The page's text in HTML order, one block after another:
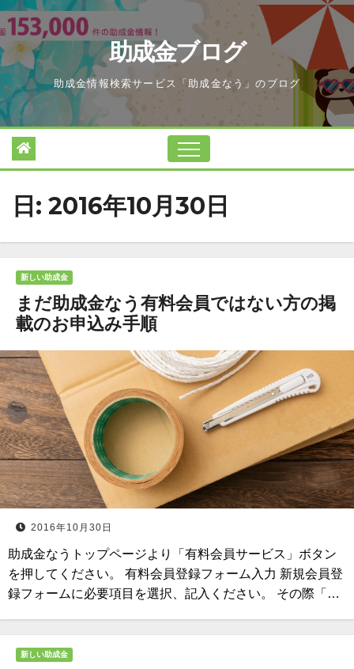
Skip
to
content
助成金ブログ
助成金情報検索サービス「助成金なう」のブログ
日: 2016年10月30日
新しい助成金
まだ助成金なう有料会員ではない方の掲
載のお申込み手順
2016年10月30日
助成金なうトップページより「有料会員サービス」ボタン
を押してください。 有料会員登録フォーム入力 新規会員登
録フォームに必要項目を選択、記入ください。 その際「…
新しい助成金